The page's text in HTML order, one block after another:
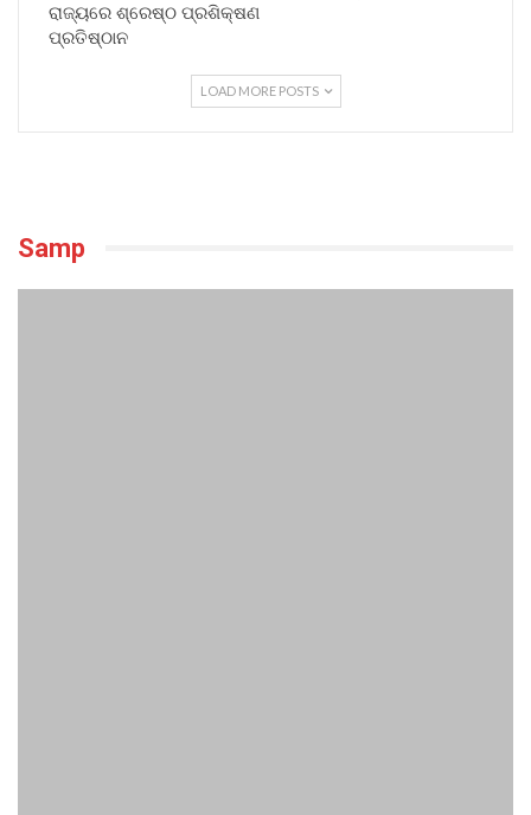
ରାଜ୍ୟରେ ଶ୍ରେଷ୍ଠ ପ୍ରଶିକ୍ଷଣ
ପ୍ରତିଷ୍ଠାନ
LOAD MORE POSTS
Samp